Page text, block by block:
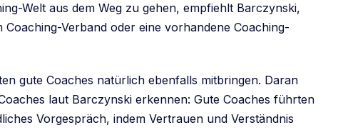
Welt aus dem Weg zu gehen, empfiehlt Barczynski,
Coaching-Verband oder eine vorhandene Coaching-
gute Coaches natürlich ebenfalls mitbringen. Daran
laut Barczynski erkennen: Gute Coaches führten
Vorgespräch, indem Vertrauen und Verständnis